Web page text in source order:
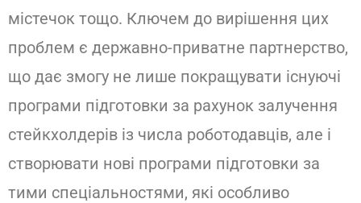
містечок тощо. Ключем до вирішення цих
проблем є державно-приватне партнерство,
що дає змогу не лише покращувати існуючі
програми підготовки за рахунок залучення
стейкхолдерів із числа роботодавців, але і
створювати нові програми підготовки за
тими спеціальностями, які особливо